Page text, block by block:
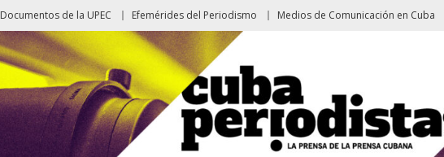
Documentos de la UPEC Efemérides del Periodismo Medios de Comunicación en Cuba